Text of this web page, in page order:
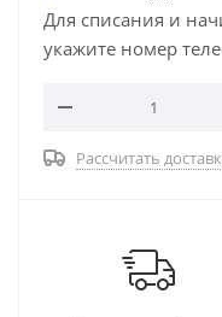
Для списания и
укажите номер
Рассчитать